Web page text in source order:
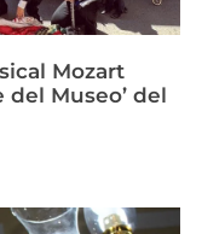
Mozart
del Museo’ del